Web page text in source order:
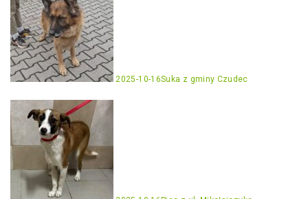
2025-10-16Suka z gminy Czudec